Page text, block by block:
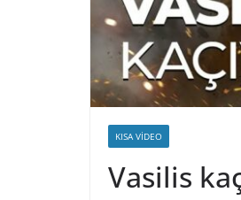
KISA VIDEO
Vasilis